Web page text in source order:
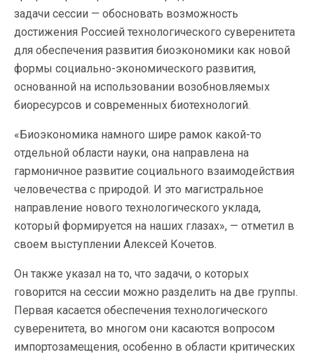
задачи сессии — обосновать возможность
достижения Россией технологического суверенитета
для обеспечения развития биоэкономики как новой
формы социально-экономического развития,
основанной на использовании возобновляемых
биоресурсов и современных биотехнологий.
«Биоэкономика намного шире рамок какой-то
отдельной области науки, она направлена на
гармоничное развитие социального взаимодействия
человечества с природой. И это магистральное
направление нового технологического уклада,
который формируется на наших глазах», — отметил в
своем выступлении Алексей Кочетов.
Он также указал на то, что задачи, о которых
говорится на сессии можно разделить на две группы.
Первая касается обеспечения технологического
суверенитета, во многом они касаются вопросом
импортозамещения, особенно в области критических